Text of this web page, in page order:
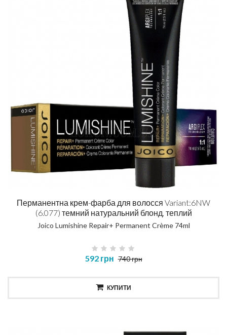
Перманентна крем-фарба для волосся Variant:6NW
(6.077) темний натуральний блонд, теплий
Joico Lumishine Repair+ Permanent Crème 74ml
592 грн 740 грн
КУПИТИ